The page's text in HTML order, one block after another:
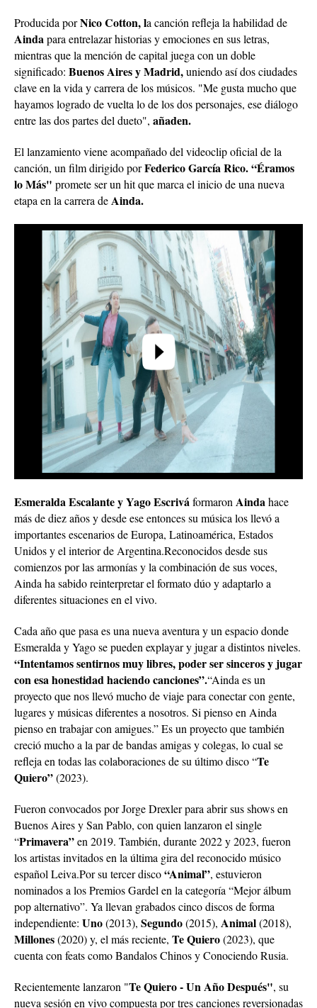
Producida porNico Cotton, la canción refleja la habilidad de
Aindapara entrelazar historias y emociones en sus letras,
mientras que la mención de capital juega con un doble
significado: Buenos Aires y Madrid,uniendo así dos ciudades
clave en la vida y carrera de los músicos. "Me gusta mucho que
hayamos logrado de vuelta lo de los dos personajes, ese diálogo
entre las dos partes del dueto", añaden.
El lanzamiento viene acompañado del videoclip oficial de la
canción, un film dirigido porFederico García Rico. “Éramos
lo Más" promete ser un hit que marca el inicio de una nueva
etapa en la carrera deAinda.
Esmeralda Escalante y Yago Escriváformaron Aindahace
más de diez años y desde ese entonces su música los llevó a
importantes escenarios de Europa, Latinoamérica, Estados
Unidos y el interior de Argentina.Reconocidos desde sus
comienzos por las armonías y la combinación de sus voces,
Ainda ha sabido reinterpretar el formato dúo y adaptarlo a
diferentes situaciones en el vivo.
Cada año que pasa es una nueva aventura y un espacio donde
Esmeralda y Yago se pueden explayar y jugar a distintos niveles.
“Intentamos sentirnos muy libres, poder ser sinceros y jugar
con esa honestidad haciendo canciones”.“Ainda es un
proyecto que nos llevó mucho de viaje para conectar con gente,
lugares y músicas diferentes a nosotros. Si pienso en Ainda
pienso en trabajar con amigues.” Es un proyecto que también
creció mucho a la par de bandas amigas y colegas, lo cual se
refleja en todas las colaboraciones de su último disco “Te
Quiero”(2023).
Fueron convocados por Jorge Drexler para abrir sus shows en
Buenos Aires y San Pablo, con quien lanzaron el single
“Primavera”en 2019. También, durante 2022 y 2023, fueron
los artistas invitados en la última gira del reconocido músico
español Leiva.Por su tercer disco“Animal”, estuvieron
nominados a los Premios Gardel en la categoría “Mejor álbum
pop alternativo”. Ya llevan grabados cinco discos de forma
independiente: Uno(2013), Segundo(2015), Animal(2018),
Millones(2020) y, el más reciente, Te Quiero(2023), que
cuenta con feats como Bandalos Chinos y Conociendo Rusia.
Recientemente lanzaron "Te Quiero - Un Año Después", su
nueva sesión en vivo compuesta por tres canciones reversionadas